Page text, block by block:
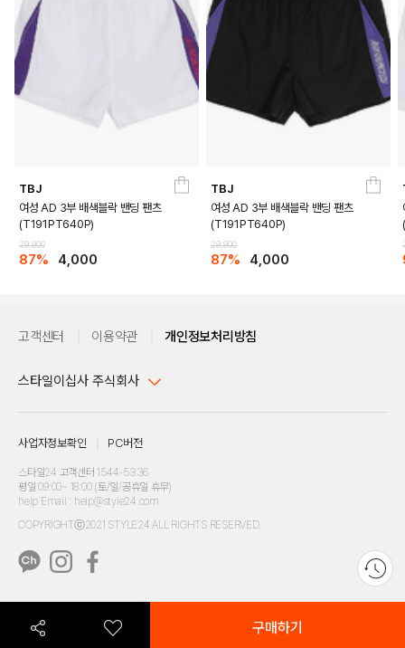
TBJ
여성 AD 3부 배색블락 밴딩 팬츠
(T191PT640P)
29,900
87% 4,000
TBJ
여성 AD 3부 배색블락 밴딩 팬츠
(T191PT640P)
29,900
87% 4,000
구매하기
고객센터 이용약관 개인정보처리방침
스타일이십사 주식회사
주소 : 서울시 강남구 논현로 633, 6층 (논현동, 한세엠케이빌딩)
사업자등록번호 : 116-81-32499
통신판매업신고번호 : 제 2024-서울강남-04239
개인정보보호책임자 : 배기영
고객센터 1544-5336(평일 09:00~ 18:00 토/일/공휴일 휴무)
사업자정보확인 PC버전
스타일24 고객센터 1544-5336
평일 09:00~ 18:00 (토/일/공휴일 휴무)
help Email : help@style24.com
COPYRIGHTⓒ2021 STYLE24 ALL RIGHTS RESERVED.